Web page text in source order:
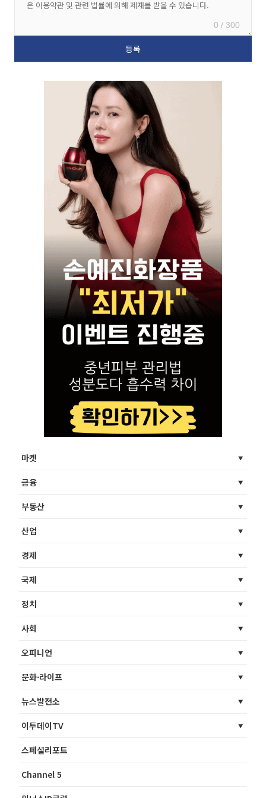
0 / 300
마켓
금융
부동산
산업
경제
국제
정치
사회
오피니언
문화·라이프
뉴스발전소
이투데이TV
스페셜리포트
Channel 5